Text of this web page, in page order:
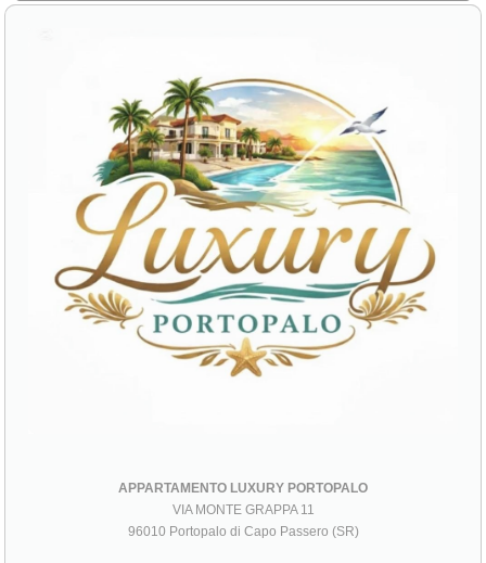
APPARTAMENTO LUXURY PORTOPALO
VIA MONTE GRAPPA 11
96010 Portopalo di Capo Passero (SR)